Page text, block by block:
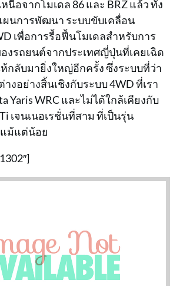
นือจากโมเดล 86 และ BRZ แล้ว ทั้ง
นการพัฒนา ระบบขับเคลื่อน
เพื่อการรื้อฟื้นโมเดลสำหรับการ
งรถยนต์จากประเทศญี่ปุ่นที่เคยเฉิด
ห้กลับมายิ่งใหญ่อีกครั้ง ซึ่งระบบที่ว่า
งอย่างสิ้นเชิงกับระบบ 4WD ที่เรา
Yaris WRC และไม่ได้ใกล้เคียงกับ
เจนเนอเรชั่นที่สาม ที่เป็นรุ่น
แม้แต่น้อย